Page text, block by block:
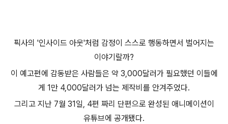
픽사의 '인사이드 아웃'처럼 감정이 스스로 행동하면서 벌어지는
이야기랄까?
이 예고편에 감동받은 사람들은 약 3,000달러가 필요했던 이들에
게 1만 4,000달러가 넘는 제작비를 안겨주었다.
그리고 지난 7월 31일, 4편 짜리 단편으로 완성된 애니메이션이
유튜브에 공개됐다.